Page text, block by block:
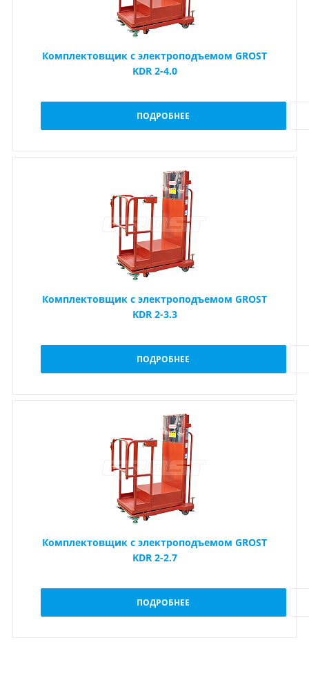
Комплектовщик с электроподъемом GROST
KDR 2-4.0
ПОДРОБНЕЕ
Комплектовщик с электроподъемом GROST
KDR 2-3.3
ПОДРОБНЕЕ
Комплектовщик с электроподъемом GROST
KDR 2-2.7
ПОДРОБНЕЕ